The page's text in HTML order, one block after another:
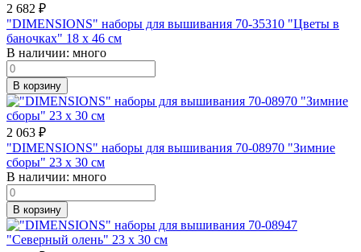
2 682 ₽
"DIMENSIONS" наборы для вышивания 70-35310 "Цветы в
баночках" 18 x 46 см
В наличии: много
В корзину
2 063 ₽
"DIMENSIONS" наборы для вышивания 70-08970 "Зимние
сборы" 23 x 30 см
В наличии: много
В корзину